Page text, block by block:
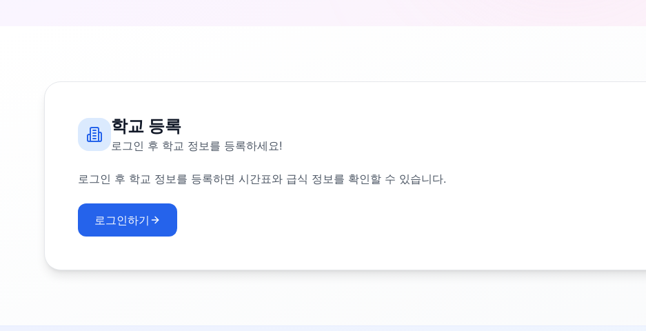
학교 등록
로그인 후 학교 정보를 등록하세요!
로그인 후 학교 정보를 등록하면 시간표와 급식 정보를 확인할 수 있습니다.
로그인하기